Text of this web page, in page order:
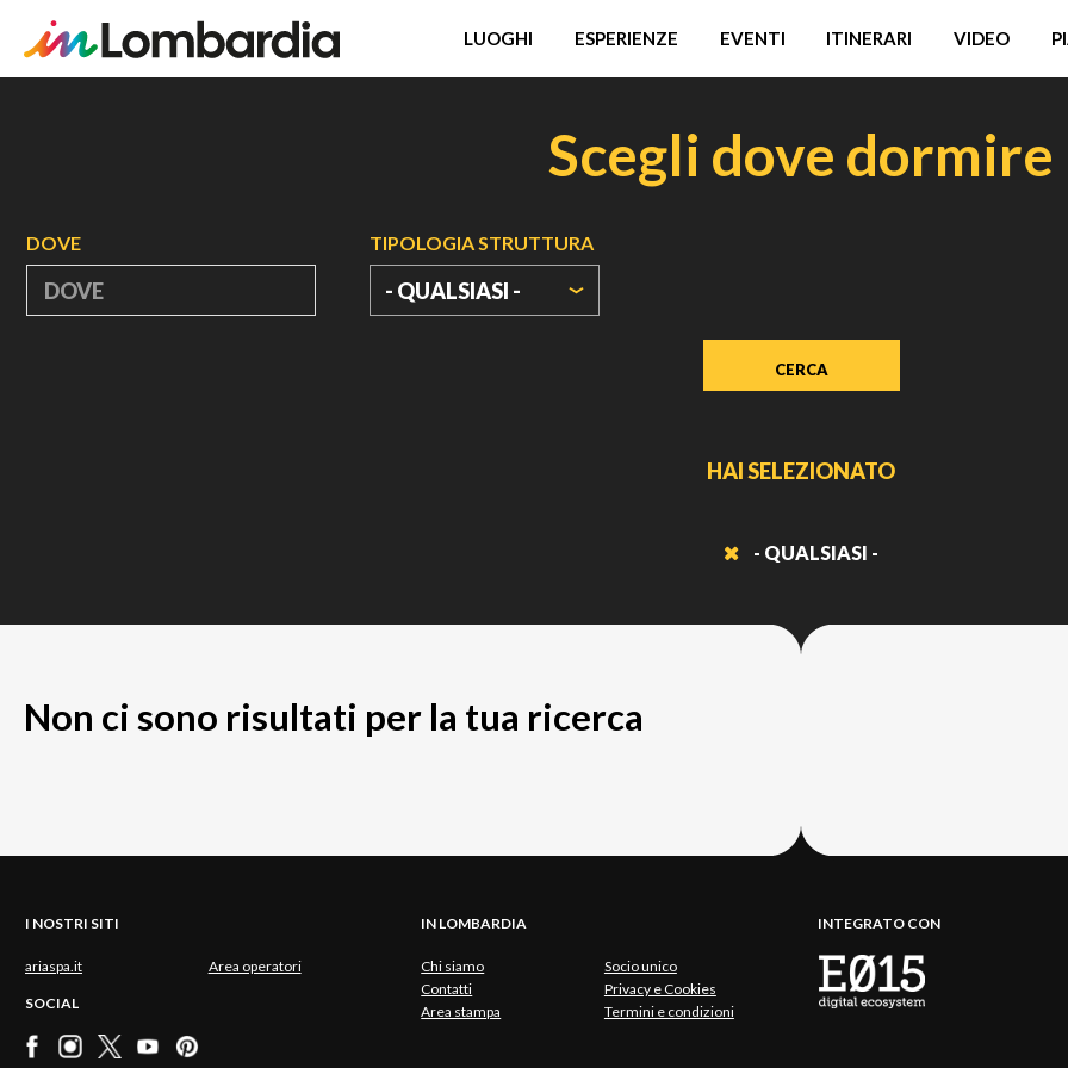
LUOGHI ESPERIENZE EVENTI ITINERARI VIDEO
Scegli dove dormire
DOVE TIPOLOGIA STRUTTURA
- QUALSIASI -
HAI SELEZIONATO
- QUALSIASI -
Non ci sono risultati per la tua ricerca
I NOSTRI SITI
ariaspa.it Area operatori
SOCIAL
IN LOMBARDIA
Chi siamo
Socio unico
Contatti
Privacy e Cookies
Area stampa
Termini e condizioni
INTEGRATO CON